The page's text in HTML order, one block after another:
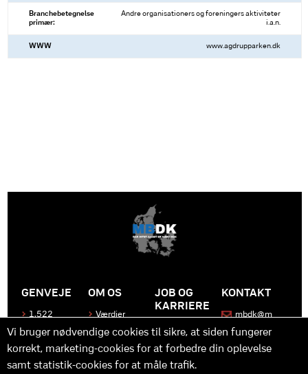
Branchebetegnelse
primær:
Andre organisationers og foreningers aktiviteter
i.a.n.
WWW www.agdrupparken.dk
GENVEJE
1.522
Produkter
Kontakt
os
OM OS
Værdier
Historen
bag
MBDK
Hvad gør
JOB OG
KARRIERE
Bliv en del
af MBDK
Vores
team
KONTAKT
mbdk@m
Vi bruger nødvendige cookies til sikre, at siden fungerer
korrekt, marketing-cookies for at forbedre din oplevelse
samt statistik-cookies for at måle trafik.